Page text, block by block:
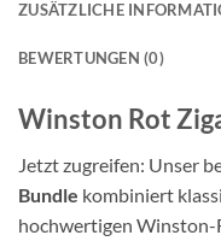
ZUSÄTZLICHE
BEWERTUNGEN (0)
Winston Rot
Jetzt zugreifen: Unser
Bundle kombiniert
hochwertigen Winston-